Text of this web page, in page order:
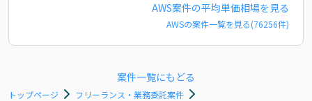
AWS案件の平均単価相場を見る
AWSの案件一覧を見る(76256件)
案件一覧にもどる
トップページ
フリーランス・業務委託案件